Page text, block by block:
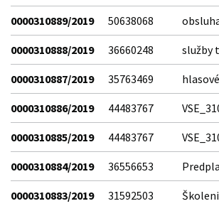
0000310889/2019 50638068
0000310888/2019 36660248 služby
0000310887/2019 35763469
0000310886/2019 44483767
0000310885/2019 44483767
0000310884/2019 36556653
0000310883/2019 31592503